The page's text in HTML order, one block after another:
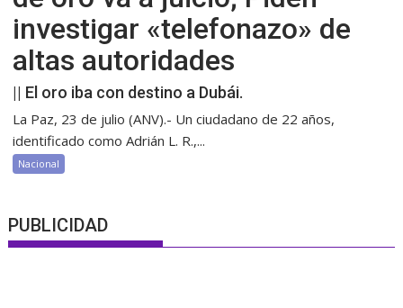
investigar «telefonazo» de
altas autoridades
|| El oro iba con destino a Dubái.
La Paz, 23 de julio (ANV).- Un ciudadano de 22 años,
identificado como Adrián L. R.,...
Nacional
PUBLICIDAD